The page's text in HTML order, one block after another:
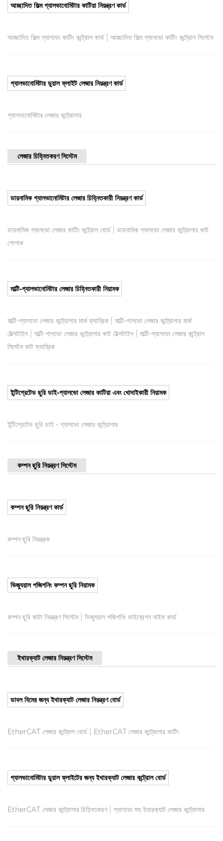
আচ্ছাদিত ফিল্ম গ্যালভানোমিটার কাটিয়া নিয়ন্ত্রণ কার্ড
আচ্ছাদিত ফিল্ম গ্যালভো কাটিং কন্ট্রোল কার্ড| আচ্ছাদিত ফিল্ম গ্যালভো কাটিং কন্ট্রোল সিস্টেম
গ্যালভানোমিটার ডুয়াল ফ্লাইট লেজার নিয়ন্ত্রণ কার্ড
গ্যালভানোমিটার লেজার কন্ট্রোলার
লেজার চিহ্নিতকরণ সিস্টেম
ডায়নামিক গ্যালভানোমিটার লেজার চিহ্নিতকারী নিয়ন্ত্রণ কার্ড
ডায়নামিক গ্যালভো লেজার কাটিং কন্ট্রোল বোর্ড| ডায়নামিক গ্যালভো লেজার কন্ট্রোলার কাট
পোশাক
মাল্টি-গ্যালভানোমিটার লেজার চিহ্নিতকারী নিয়ামক
মাল্টি-গ্যালভো লেজার কন্ট্রোলার মার্ক ফ্যাব্রিক
মাল্টি-গালভো লেজার কন্ট্রোলার মার্ক
টেক্সটাইল
মাল্টি-গালভো লেজার কন্ট্রোলার কাট টেক্সটাইল
মাল্টি-গ্যালভো লেজার কন্ট্রোল
সিস্টেম কাট ফ্যাব্রিক
ইন্টিগ্রেটেড ছুরি ডাই-গ্যালভো লেজার কাটিয়া এবং খোদাইকারী নিয়ামক
ইন্টিগ্রেটেড ছুরি ডাই - গ্যালভো লেজার কন্ট্রোলার
কম্পন ছুরি নিয়ন্ত্রণ সিস্টেম
কম্পন ছুরি নিয়ন্ত্রণ কার্ড
কম্পন ছুরি নিয়ন্ত্রক
ভিজ্যুয়াল পজিশনিং কম্পন ছুরি নিয়ামক
কম্পন ছুরি কাটা নিয়ন্ত্রণ সিস্টেম| ভিজ্যুয়াল পজিশনিং ভাইব্রেশন নাইফ কার্ড
ইথারক্যাট লেজার নিয়ন্ত্রণ সিস্টেম
ডাবল বিমের জন্য ইথারক্যাট লেজার নিয়ন্ত্রণ বোর্ড
EtherCAT লেজার কন্ট্রোল বোর্ড| EtherCAT লেজার কন্ট্রোলার কাটিং
গ্যালভানোমিটার ডুয়াল ফ্লাইটের জন্য ইথারক্যাট লেজার কন্ট্রোল বোর্ড
EtherCAT লেজার কন্ট্রোলার চিহ্নিতকরণ| গ্যালভো সহ ইথারক্যাট লেজার কন্ট্রোলার